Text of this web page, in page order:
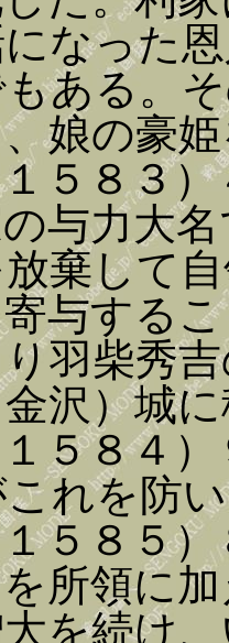
なった
ある。
娘の豪
５８３
与力大
棄して
与する
羽柴秀
沢）城
５８４
れを防
５８５
所領に
を続け